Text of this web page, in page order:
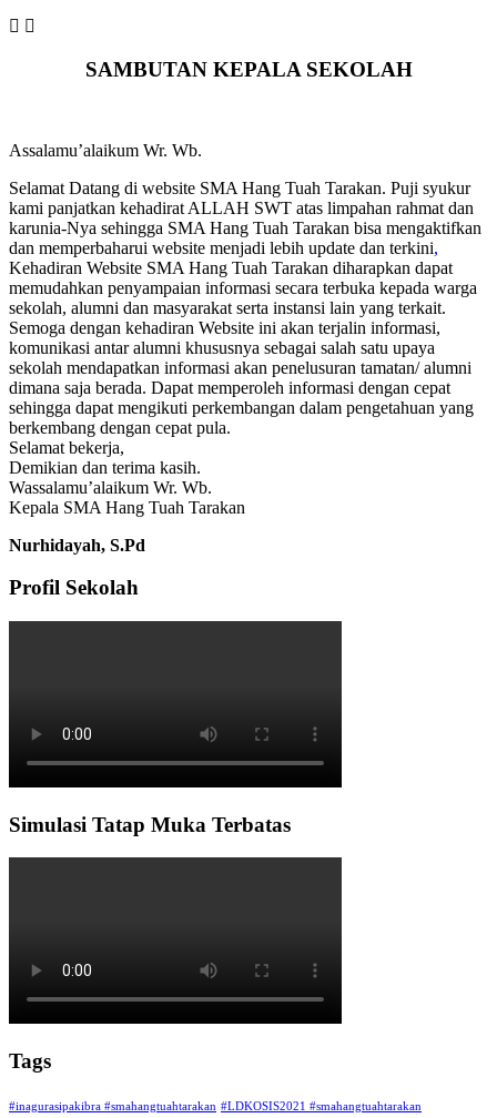
SAMBUTAN KEPALA SEKOLAH
Assalamu’alaikum Wr. Wb.
Selamat Datang di website SMA Hang Tuah Tarakan. Puji syukur
kami panjatkan kehadirat ALLAH SWT atas limpahan rahmat dan
karunia-Nya sehingga SMA Hang Tuah Tarakan bisa mengaktifkan
dan memperbaharui website menjadi lebih update dan terkini,
Kehadiran Website SMA Hang Tuah Tarakan diharapkan dapat
memudahkan penyampaian informasi secara terbuka kepada warga
sekolah, alumni dan masyarakat serta instansi lain yang terkait.
Semoga dengan kehadiran Website ini akan terjalin informasi,
komunikasi antar alumni khususnya sebagai salah satu upaya
sekolah mendapatkan informasi akan penelusuran tamatan/ alumni
dimana saja berada. Dapat memperoleh informasi dengan cepat
sehingga dapat mengikuti perkembangan dalam pengetahuan yang
berkembang dengan cepat pula.
Selamat bekerja,
Demikian dan terima kasih.
Wassalamu’alaikum Wr. Wb.
Kepala SMA Hang Tuah Tarakan
Nurhidayah, S.Pd
Profil Sekolah
Simulasi Tatap Muka Terbatas
Tags
#inagurasipakibra #smahangtuahtarakan #LDKOSIS2021 #smahangtuahtarakan